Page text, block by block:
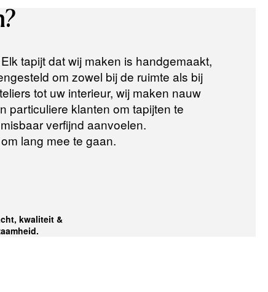
tapijt dat wij maken is handgemaakt,
om zowel bij de ruimte als bij
tot uw interieur, wij maken nauw
particuliere klanten om tapijten te
verfijnd aanvoelen.
lang mee te gaan.
kwaliteit &